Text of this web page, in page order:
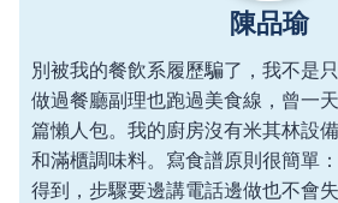
陳品瑜
別被我的餐飲系履歷騙了，我不是
做過餐廳副理也跑過美食線，曾一
篇懶人包。我的廚房沒有米其林設
和滿櫃調味料。寫食譜原則很簡單
得到，步驟要邊講電話邊做也不會